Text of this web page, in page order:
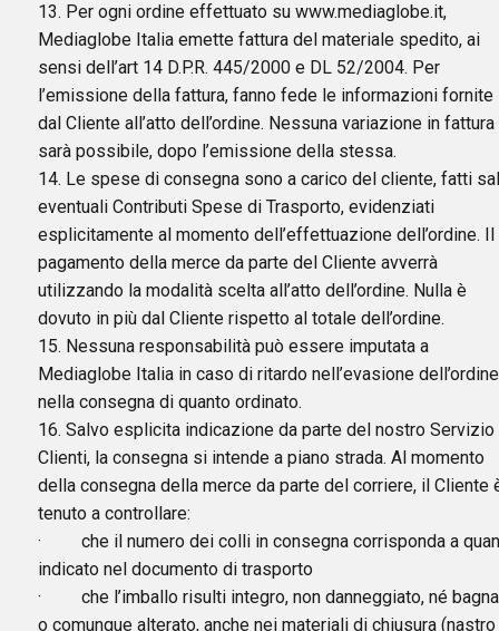
13. Per ogni ordine effettuato su www.mediaglobe.it,
Mediaglobe Italia emette fattura del materiale spedito, ai
sensi dell’art 14 D.P.R. 445/2000 e DL 52/2004. Per
l’emissione della fattura, fanno fede le informazioni fornite
dal Cliente all’atto dell’ordine. Nessuna variazione in fattura
sarà possibile, dopo l’emissione della stessa.
14. Le spese di consegna sono a carico del cliente, fatti
eventuali Contributi Spese di Trasporto, evidenziati
esplicitamente al momento dell’effettuazione dell’ordine. Il
pagamento della merce da parte del Cliente avverrà
utilizzando la modalità scelta all’atto dell’ordine. Nulla è
dovuto in più dal Cliente rispetto al totale dell’ordine.
15. Nessuna responsabilità può essere imputata a
Mediaglobe Italia in caso di ritardo nell’evasione
nella consegna di quanto ordinato.
16. Salvo esplicita indicazione da parte del nostro Servizio
Clienti, la consegna si intende a piano strada. Al momento
della consegna della merce da parte del corriere, il Cliente
tenuto a controllare:
· che il numero dei colli in consegna corrisponda a
indicato nel documento di trasporto
· che l’imballo risulti integro, non danneggiato, né
o comunque alterato, anche nei materiali di chiusura (nastro